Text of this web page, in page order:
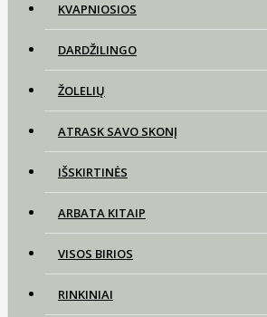
KVAPNIOSIOS
DARDŽILINGO
ŽOLELIŲ
ATRASK SAVO SKONĮ
IŠSKIRTINĖS
ARBATA KITAIP
VISOS BIRIOS
RINKINIAI